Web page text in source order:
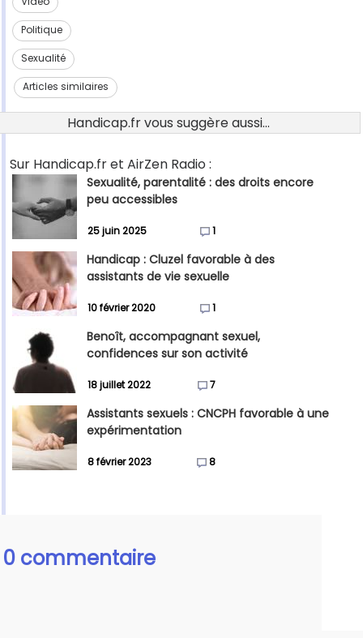
Politique
Sexualité
Articles similaires
Handicap.fr vous suggère aussi...
Sur Handicap.fr et AirZen Radio :
Sexualité, parentalité : des droits encore
peu accessibles
25 juin 2025 1
Handicap : Cluzel favorable à des
assistants de vie sexuelle
10 février 2020 1
Benoît, accompagnant sexuel,
confidences sur son activité
18 juillet 2022 7
Assistants sexuels : CNCPH favorable à une
expérimentation
8 février 2023 8
0 commentaire